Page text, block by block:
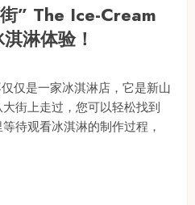
” The Ice-Cream
淋体验！
仅是一家冰淇淋店，它是新山
街上走过，您可以轻松找到
待观看冰淇淋的制作过程，